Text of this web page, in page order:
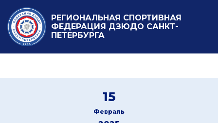
РЕГИОНАЛЬНАЯ СПОРТИВНАЯ
ФЕДЕРАЦИЯ ДЗЮДО САНКТ-
ПЕТЕРБУРГА
15
Февраль